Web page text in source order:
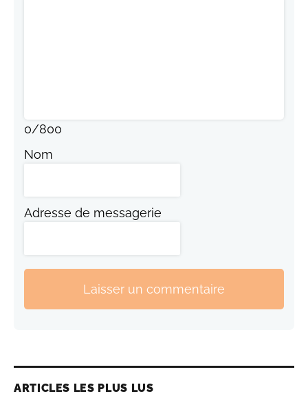
0/800
Nom
Adresse de messagerie
Laisser un commentaire
ARTICLES LES PLUS LUS